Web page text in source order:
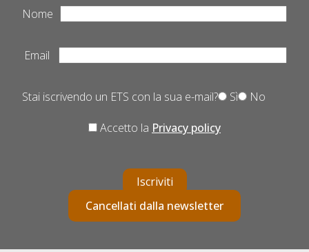
Nome
Email
Stai iscrivendo un ETS con la sua e-mail? Sì No
Accetto la Privacy policy
Iscriviti
Cancellati dalla newsletter